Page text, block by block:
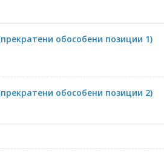
обособени позиции 1)
обособени позиции 2)